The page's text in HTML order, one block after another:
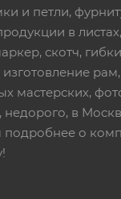
и петли,
в
скотч,
мастерских,
в
о